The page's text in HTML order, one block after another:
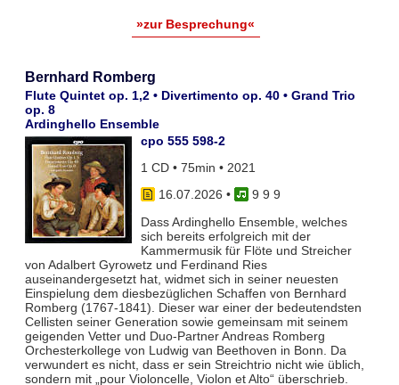
»zur Besprechung«
Bernhard Romberg
Flute Quintet op. 1,2 • Divertimento op. 40 • Grand Trio
op. 8
Ardinghello Ensemble
cpo 555 598-2
1 CD • 75min • 2021
16.07.2026 •
9 9 9
Dass Ardinghello Ensemble, welches
sich bereits erfolgreich mit der
Kammermusik für Flöte und Streicher
von Adalbert Gyrowetz und Ferdinand Ries
auseinandergesetzt hat, widmet sich in seiner neuesten
Einspielung dem diesbezüglichen Schaffen von Bernhard
Romberg (1767-1841). Dieser war einer der bedeutendsten
Cellisten seiner Generation sowie gemeinsam mit seinem
geigenden Vetter und Duo-Partner Andreas Romberg
Orchesterkollege von Ludwig van Beethoven in Bonn. Da
verwundert es nicht, dass er sein Streichtrio nicht wie üblich,
sondern mit „pour Violoncelle, Violon et Alto“ überschrieb.